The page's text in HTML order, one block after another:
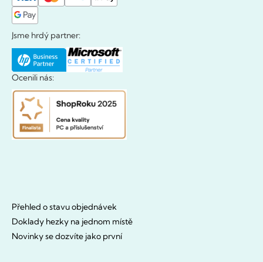
Jsme hrdý partner:
Ocenili nás:
Přehled o stavu objednávek
Doklady hezky na jednom místě
Novinky se dozvíte jako první